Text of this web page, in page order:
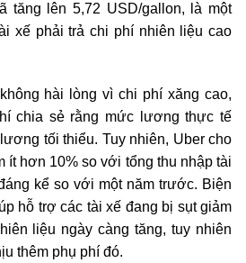
tăng lên 5,72 USD/gallon, là một
xế phải trả chi phí nhiên liệu cao
hài lòng vì chi phí xăng cao,
chia sẻ rằng mức lương thực tế
tối thiểu. Tuy nhiên, Uber cho
ít hơn 10% so với tổng thu nhập tài
kể so với một năm trước. Biện
hỗ trợ các tài xế đang bị sụt giảm
liệu ngày càng tăng, tuy nhiên
thêm phụ phí đó.